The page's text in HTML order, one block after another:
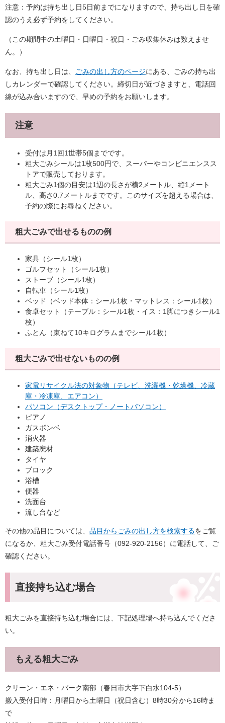
注意：予約は持ち出し日5日前までになりますので、持ち出し日を確
認のうえ必ず予約をしてください。
（この期間中の土曜日・日曜日・祝日・ごみ収集休みは数えませ
ん。）
なお、持ち出し日は、 ごみの出し方のページにある、ごみの持ち出
しカレンダーで確認してください。締切日が近づきますと、電話回
線が込み合いますので、早めの予約をお願いします。
注意
受付は月1回1世帯5個までです。
粗大ごみシールは1枚500円で、スーパーやコンビニエンスス
トアで販売しております。
粗大ごみ1個の目安は1辺の長さが横2メートル、縦1メート
ル、高さ0.7メートルまでです。このサイズを超える場合は、
予約の際にお尋ねください。
粗大ごみで出せるものの例
家具（シール1枚）
ゴルフセット（シール1枚）
ストーブ（シール1枚）
自転車（シール1枚）
ベッド（ベッド本体：シール1枚・マットレス：シール1枚）
食卓セット（テーブル：シール1枚・イス：1脚につきシール1
枚）
ふとん（束ねて10キログラムまでシール1枚）
粗大ごみで出せないものの例
家電リサイクル法の対象物（テレビ、洗濯機・乾燥機、冷蔵
庫・冷凍庫、エアコン）
パソコン（デスクトップ・ノートパソコン）
ピアノ
ガスボンベ
消火器
建築廃材
タイヤ
ブロック
浴槽
便器
洗面台
流し台など
その他の品目については、 品目からごみの出し方を検索するをご覧
になるか、粗大ごみ受付電話番号（092-920-2156）に電話して、ご
確認ください。
直接持ち込む場合
粗大ごみを直接持ち込む場合には、下記処理場へ持ち込んでくださ
い。
もえる粗大ごみ
クリーン・エネ・パーク南部（春日市大字下白水104-5）
搬入受付日時：月曜日から土曜日（祝日含む）8時30分から16時ま
で